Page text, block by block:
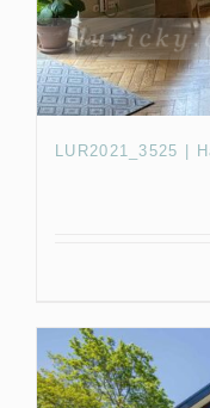
LUR2021_3525 |